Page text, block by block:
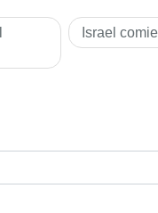
Israel